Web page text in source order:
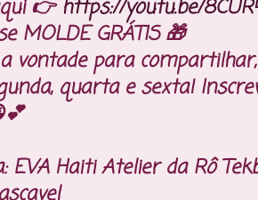
👉 https://youtu.be/
MOLDE GRÁTIS 🎁
vontade para
quarta e sexta!
EVA Haiti Atelier da Rô